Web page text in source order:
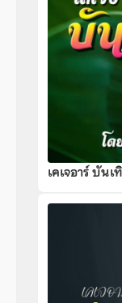
เคเจอาร์ บัน